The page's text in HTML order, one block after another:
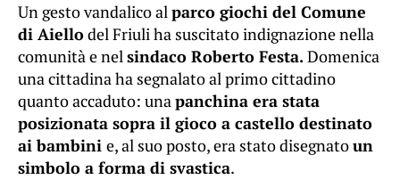
Un gesto vandalico alparco giochi del Comune
di Aiellodel Friuli ha suscitato indignazione nella
comunità e nelsindaco Roberto Festa.Domenica
una cittadina ha segnalato al primo cittadino
quanto accaduto: unapanchina era stata
posizionata sopra il gioco a castello destinato
ai bambini e, al suo posto, era stato disegnatoun
simbolo a forma di svastica.